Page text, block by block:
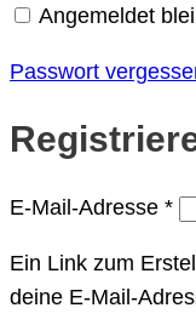
Angemeldet
Passwort
E-Mail-Adresse *
Ein Link zum
deine E-Mail-